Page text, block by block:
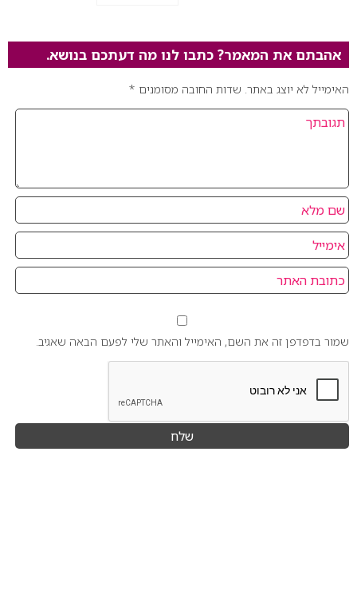
אהבתם את המאמר? כתבו לנו מה דעתכם בנושא.
האימייל לא יוצג באתר. שדות החובה מסומנים *
שמור בדפדפן זה את השם, האימייל והאתר שלי לפעם הבאה שאגיב.